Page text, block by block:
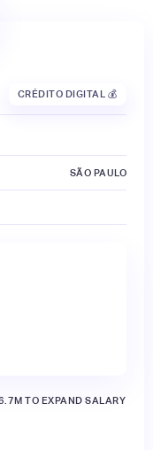
CRÉDITO DIGITAL 💰
SÃO PAULO
TO EXPAND SALARY